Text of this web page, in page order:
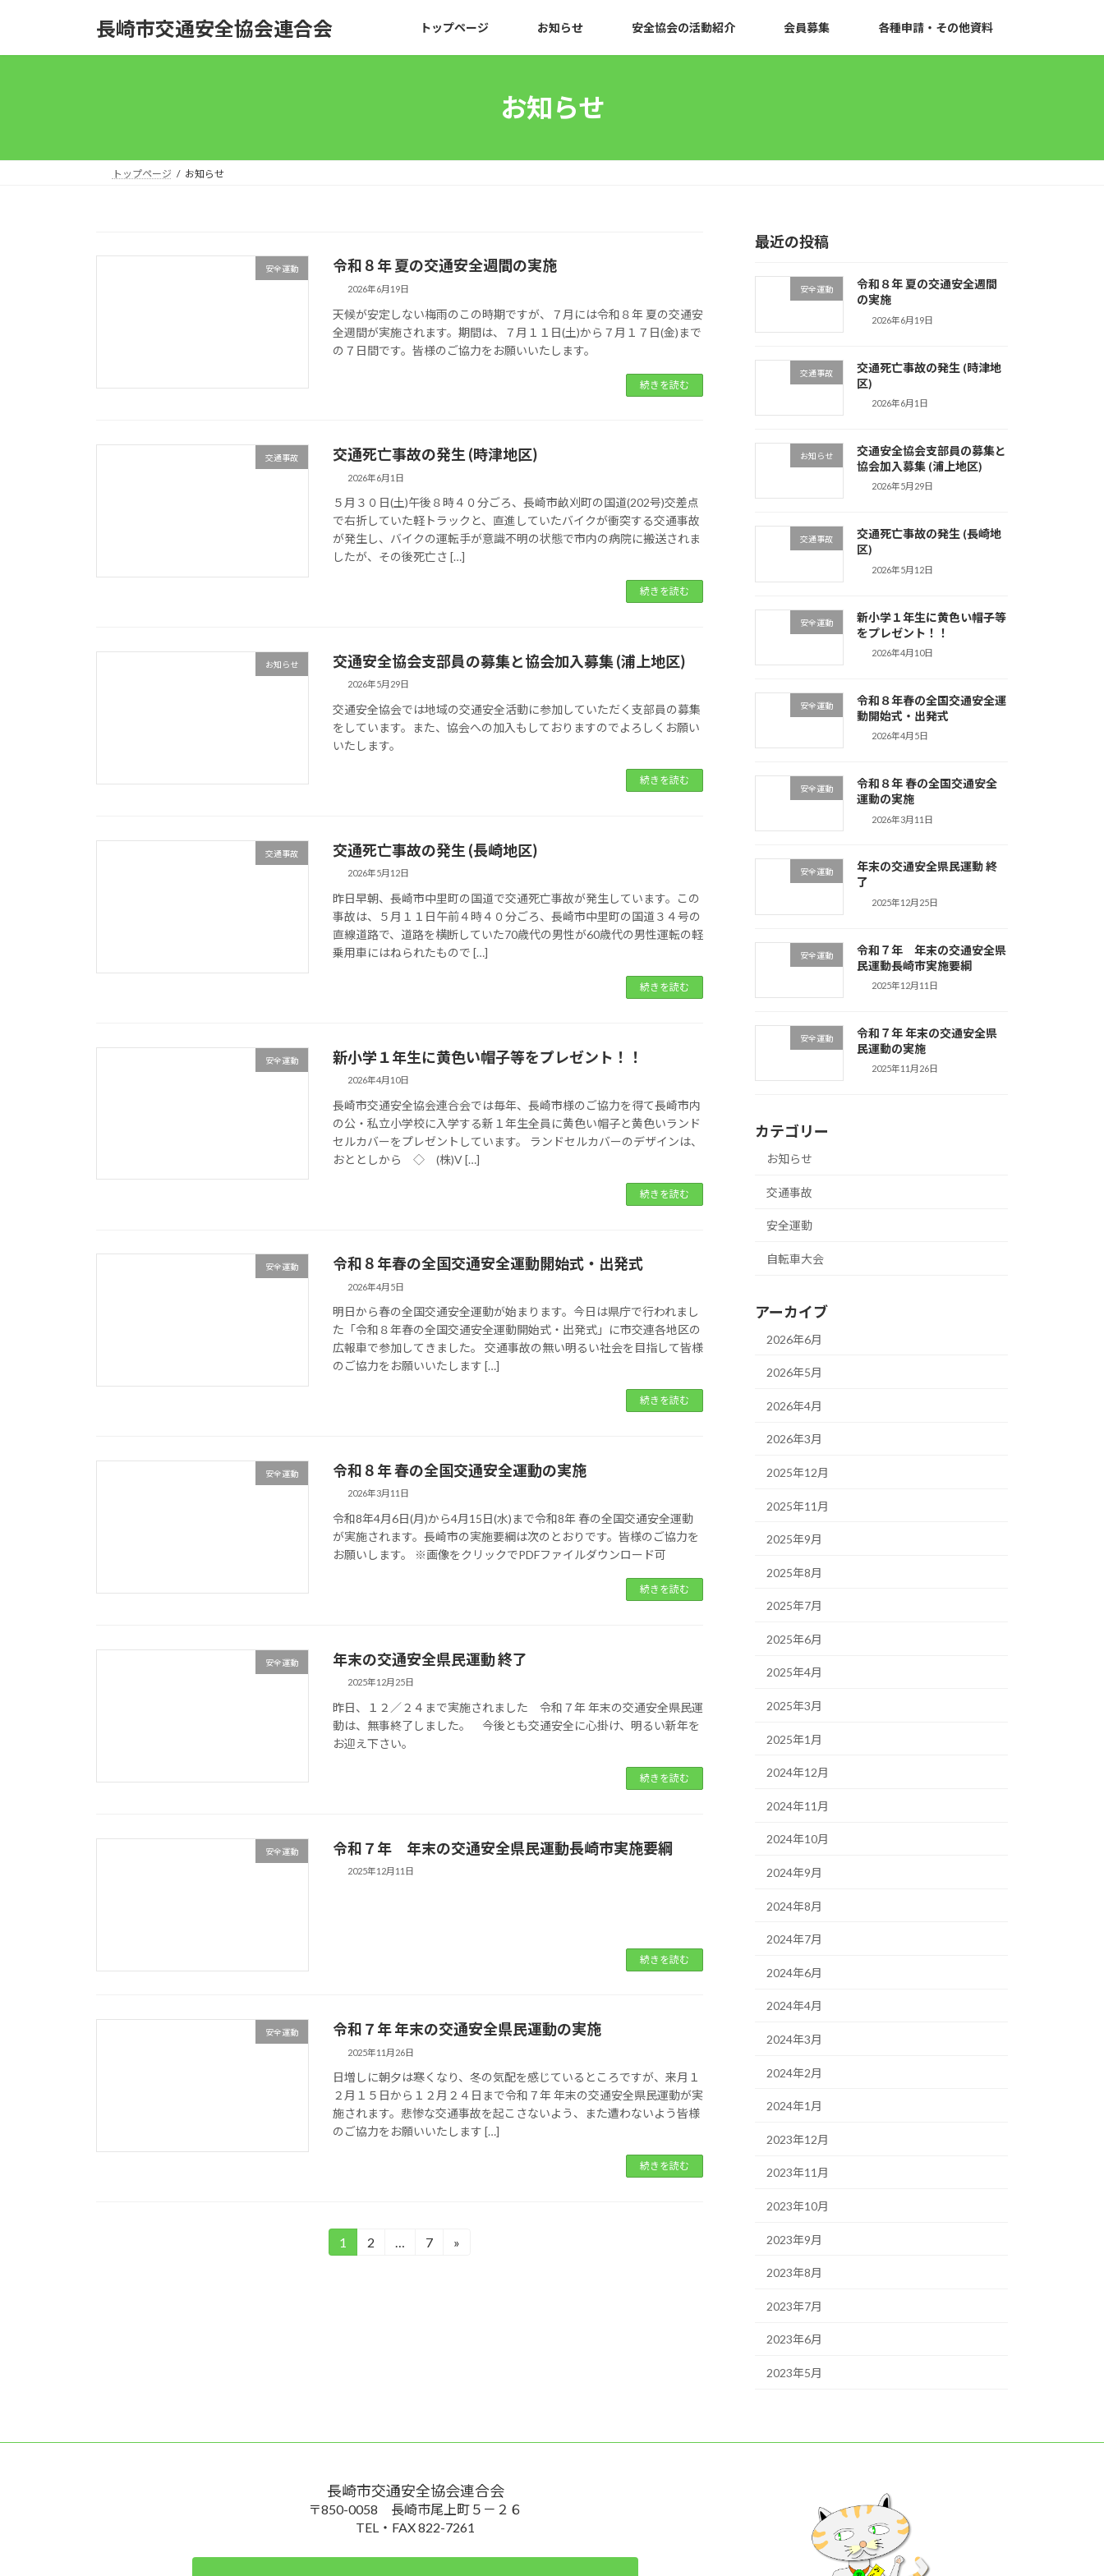
長崎市交通安全協会連合会 トップページ お知らせ 安全協会の活動紹介 会員募集 各種申請・その他資料
お知らせ
トップページ お知らせ
安全運動 令和８年 夏の交通安全週間の実施
2026年6月19日
天候が安定しない梅雨のこの時期ですが、７月には令和８年 夏の交通安
全週間が実施されます。期間は、７月１１日(土)から７月１７日(金)まで
の７日間です。皆様のご協力をお願いいたします。
続きを読む
交通事故 交通死亡事故の発生 (時津地区)
2026年6月1日
５月３０日(土)午後８時４０分ごろ、長崎市畝刈町の国道(202号)交差点
で右折していた軽トラックと、直進していたバイクが衝突する交通事故
が発生し、バイクの運転手が意識不明の状態で市内の病院に搬送されま
したが、その後死亡さ […]
続きを読む
お知らせ 交通安全協会支部員の募集と協会加入募集 (浦上地区)
2026年5月29日
交通安全協会では地域の交通安全活動に参加していただく支部員の募集
をしています。また、協会への加入もしておりますのでよろしくお願い
いたします。
続きを読む
交通事故 交通死亡事故の発生 (長崎地区)
2026年5月12日
昨日早朝、長崎市中里町の国道で交通死亡事故が発生しています。この
事故は、５月１１日午前４時４０分ごろ、長崎市中里町の国道３４号の
直線道路で、道路を横断していた70歳代の男性が60歳代の男性運転の軽
乗用車にはねられたもので […]
続きを読む
安全運動 新小学１年生に黄色い帽子等をプレゼント！！
2026年4月10日
長崎市交通安全協会連合会では毎年、長崎市様のご協力を得て長崎市内
の公・私立小学校に入学する新１年生全員に黄色い帽子と黄色いランド
セルカバーをプレゼントしています。 ランドセルカバーのデザインは、
おととしから ◇ (株)V […]
続きを読む
安全運動 令和８年春の全国交通安全運動開始式・出発式
2026年4月5日
明日から春の全国交通安全運動が始まります。今日は県庁で行われまし
た「令和８年春の全国交通安全運動開始式・出発式」に市交連各地区の
広報車で参加してきました。 交通事故の無い明るい社会を目指して皆様
のご協力をお願いいたします […]
続きを読む
安全運動 令和８年 春の全国交通安全運動の実施
2026年3月11日
令和8年4月6日(月)から4月15日(水)まで令和8年 春の全国交通安全運動
が実施されます。長崎市の実施要綱は次のとおりです。皆様のご協力を
お願いします。 ※画像をクリックでPDFファイルダウンロード可
続きを読む
安全運動 年末の交通安全県民運動 終了
2025年12月25日
昨日、１２／２４まで実施されました 令和７年 年末の交通安全県民運
動は、無事終了しました。 今後とも交通安全に心掛け、明るい新年を
お迎え下さい。
続きを読む
安全運動 令和７年 年末の交通安全県民運動長崎市実施要綱
2025年12月11日
続きを読む
安全運動 令和７年 年末の交通安全県民運動の実施
2025年11月26日
日増しに朝夕は寒くなり、冬の気配を感じているところですが、来月１
２月１５日から１２月２４日まで令和７年 年末の交通安全県民運動が実
施されます。悲惨な交通事故を起こさないよう、また遭わないよう皆様
のご協力をお願いいたします […]
続きを読む
送
固
1
固
2 …
固
7 »
最近の投稿
安全運動
令和８年 夏の交通安全週間
の実施
2026年6月19日
交通事故
交通死亡事故の発生 (時津地
区)
2026年6月1日
お知らせ
交通安全協会支部員の募集と
協会加入募集 (浦上地区)
2026年5月29日
交通事故
交通死亡事故の発生 (長崎地
区)
2026年5月12日
安全運動
新小学１年生に黄色い帽子等
をプレゼント！！
2026年4月10日
安全運動
令和８年春の全国交通安全運
動開始式・出発式
2026年4月5日
安全運動
令和８年 春の全国交通安全
運動の実施
2026年3月11日
安全運動
年末の交通安全県民運動 終
了
2025年12月25日
安全運動
令和７年 年末の交通安全県
民運動長崎市実施要綱
2025年12月11日
安全運動
令和７年 年末の交通安全県
民運動の実施
2025年11月26日
カテゴリー
お知らせ
交通事故
安全運動
自転車大会
アーカイブ
2026年6月
2026年5月
2026年4月
2026年3月
2025年12月
2025年11月
2025年9月
2025年8月
2025年7月
2025年6月
2025年4月
2025年3月
2025年1月
2024年12月
2024年11月
2024年10月
2024年9月
2024年8月
2024年7月
2024年6月
2024年4月
2024年3月
2024年2月
2024年1月
2023年12月
2023年11月
2023年10月
2023年9月
2023年8月
2023年7月
2023年6月
2023年5月
長崎市交通安全協会連合会
〒850-0058 長崎市尾上町５－２６
TEL・FAX 822-7261